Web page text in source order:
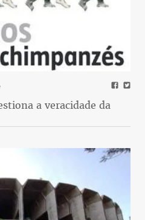
a veracidade da